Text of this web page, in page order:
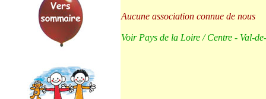
Aucune association connue de nous
Voir Pays de la Loire / Centre - Val-